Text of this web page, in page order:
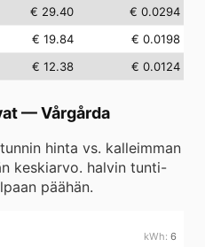
€ 29.40
€ 0.0294
€ 19.84
€ 0.0198
€ 12.38 € 0.0124
—Vårgårda
hinta vs. kalleimman
keskiarvo. halvin tunti-
päähän.
6